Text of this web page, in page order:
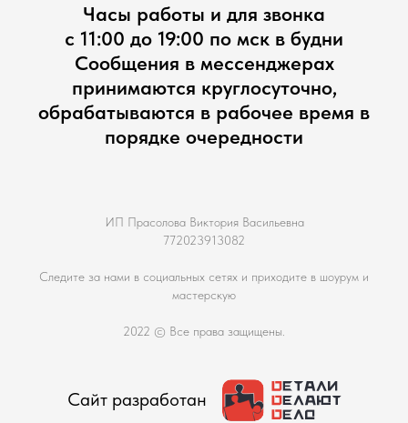
Часы работы и для звонка
с 11:00 до 19:00 по мск в будни
Сообщения в мессенджерах
принимаются круглосуточно,
обрабатываются в рабочее время в
порядке очередности
ИП Прасолова Виктория Васильевна
772023913082
Следите за нами в социальных сетях и приходите в шоурум и
мастерскую
2022 © Все права защищены.
Сайт разработан